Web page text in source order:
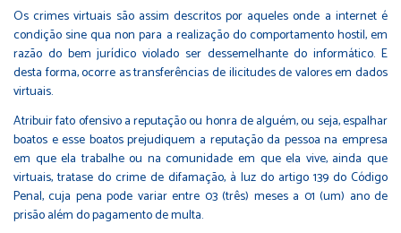
Os crimes virtuais são assim descritos por aqueles onde a internet é
condição sine qua non para a realização do comportamento hostil, em
razão do bem jurídico violado ser dessemelhante do informático. E
desta forma, ocorre as transferências de ilicitudes de valores em dados
virtuais.
Atribuir fato ofensivo a reputação ou honra de alguém, ou seja, espalhar
boatos e esse boatos prejudiquem a reputação da pessoa na empresa
em que ela trabalhe ou na comunidade em que ela vive, ainda que
virtuais, tratase do crime de difamação, à luz do artigo 139 do Código
Penal, cuja pena pode variar entre 03 (três) meses a 01 (um) ano de
prisão além do pagamento de multa.